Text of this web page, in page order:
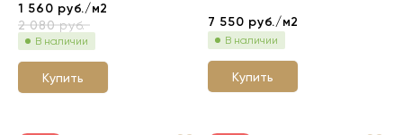
1 560 руб./м2
2 080руб.
В наличии
Купить
7 550 руб./м2
В наличии
Купить